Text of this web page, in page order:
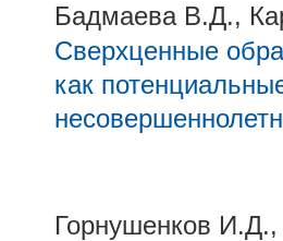
Бадмаева В.Д.,
Сверхценные
как
Горнушенков